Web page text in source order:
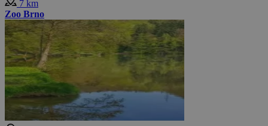
7 km
Zoo Brno